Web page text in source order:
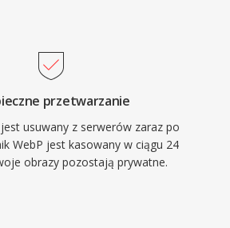
przetwarzanie
usuwany z serwerów zaraz po
WebP jest kasowany w ciągu 24
obrazy pozostają prywatne.